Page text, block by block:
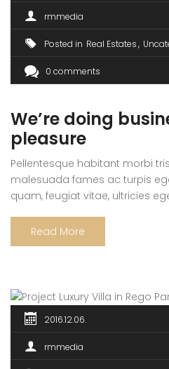
rmmedia
Posted in Real Estates
0 comments
We’re doing
pleasure
Pellentesque habitant morbi
malesuada fames ac turpis
quam, feugiat vitae, ultricies
ultricies mi vitae est. Mauris
sit amet est et sapien
Read More
2016.12.06.
rmmedia